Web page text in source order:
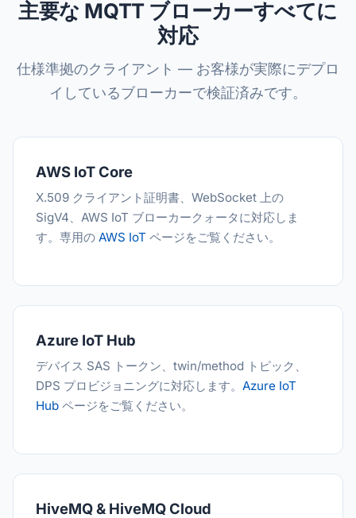
主要な MQTT ブローカーすべてに
対応
仕様準拠のクライアント — お客様が実際にデプロ
イしているブローカーで検証済みです。
AWS IoT Core
X.509 クライアント証明書、WebSocket 上の
SigV4、AWS IoT ブローカークォータに対応しま
す。専用の AWS IoT ページをご覧ください。
Azure IoT Hub
デバイス SAS トークン、twin/method トピック、
DPS プロビジョニングに対応します。 Azure IoT
Hub ページをご覧ください。
HiveMQ & HiveMQ Cloud